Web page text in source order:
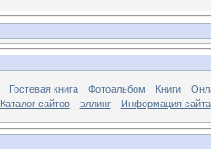
Гостевая книга Фотоальбом Книги
Каталог сайтов эллинг Информация сайта